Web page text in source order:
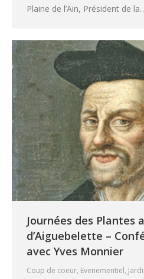
Plaine de l’Ain, Président de
Journées des Plantes
d’Aiguebelette –
avec Yves Monnier
Coup de coeur, Evenementiel,